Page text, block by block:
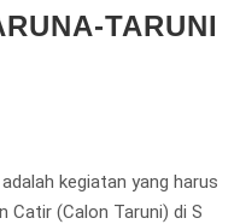
TARUNI
kegiatan yang harus
Catir (Calon Taruni) di S